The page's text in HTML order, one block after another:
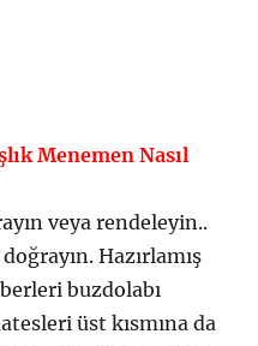
Menemen Nasıl
veya rendeleyin..
Hazırlamış
buzdolabı
üst kısmına da